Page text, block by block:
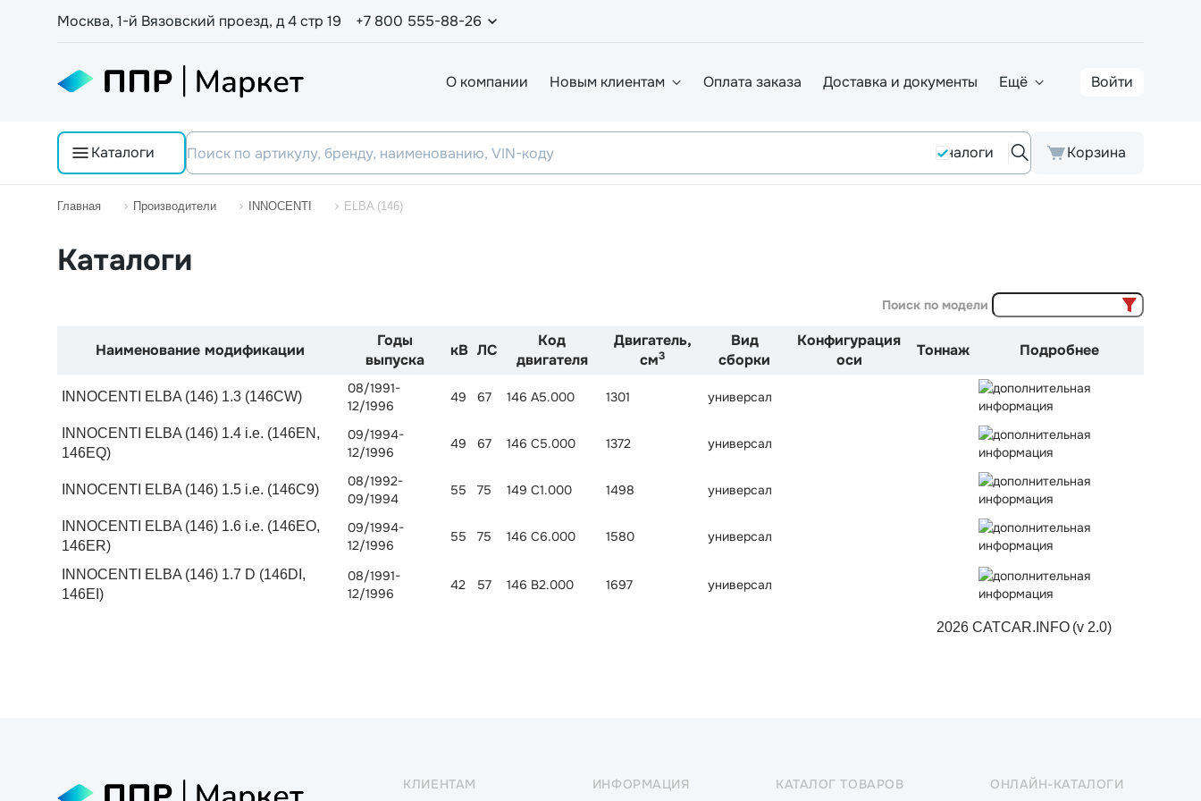
Москва, 1-й Вязовский проезд, д 4 стр 19 +7 800 555-88-26
О компании Новым клиентам Оплата заказа Доставка и документы Ещё Войти
Каталоги Аналоги Корзина
Главная Производители INNOCENTI ELBA (146)
Каталоги
Поиск по модели
Наименование модификации
Годы
выпуска
кВ ЛС
Код
двигателя
Двигатель,
см3
Вид
сборки
Конфигурация
оси
Тоннаж Подробнее
INNOCENTI ELBA (146) 1.3 (146CW)
08/1991-
12/1996
49 67 146 A5.000 1301 универсал
INNOCENTI ELBA (146) 1.4 i.e. (146EN,
146EQ)
09/1994-
12/1996
49 67 146 C5.000 1372 универсал
INNOCENTI ELBA (146) 1.5 i.e. (146C9)
08/1992-
09/1994
55 75 149 C1.000 1498 универсал
INNOCENTI ELBA (146) 1.6 i.e. (146EO,
146ER)
09/1994-
12/1996
55 75 146 C6.000 1580 универсал
INNOCENTI ELBA (146) 1.7 D (146DI,
146EI)
08/1991-
12/1996
42 57 146 B2.000 1697 универсал
2026 CATCAR.INFO (v 2.0)
КЛИЕНТАМ ИНФОРМАЦИЯ КАТАЛОГ ТОВАРОВ ОНЛАЙН-КАТАЛОГИ